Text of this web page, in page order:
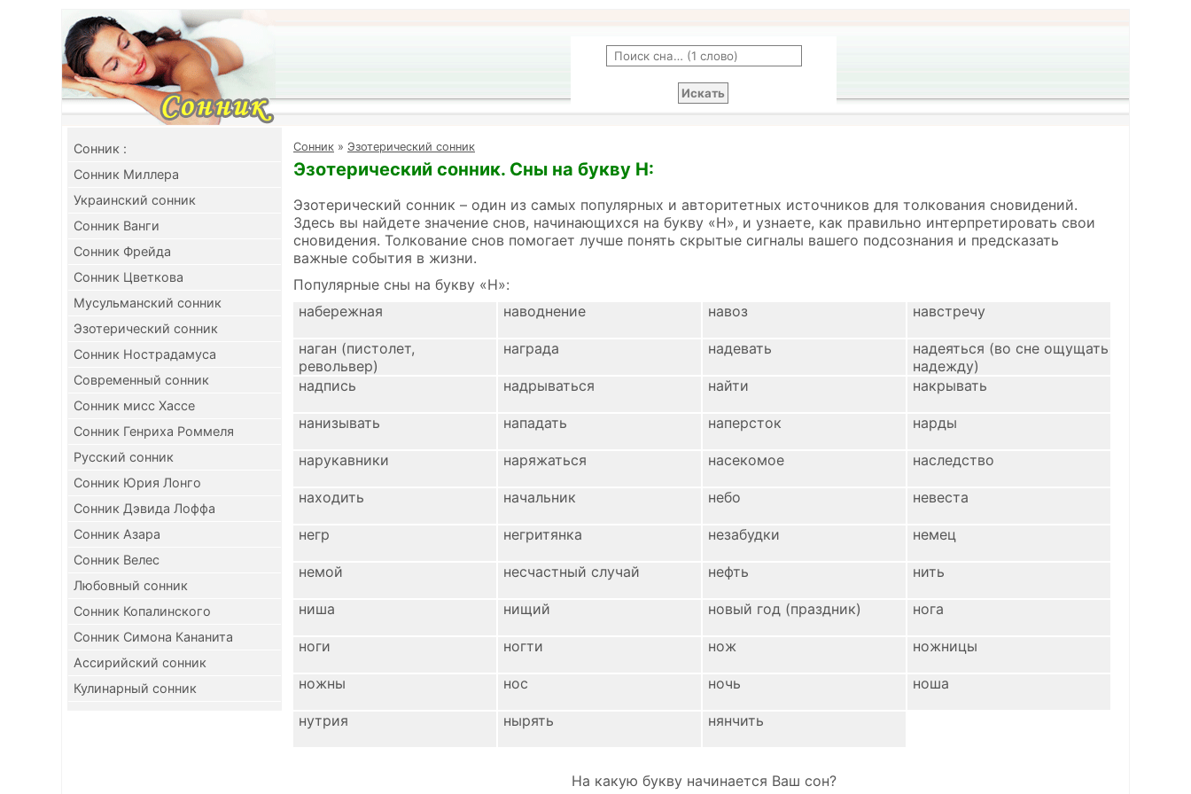
Cонник :
Сонник Миллера
Украинский сонник
Сонник Ванги
Сонник Фрейда
Сонник Цветкова
Мусульманский сонник
Эзотерический сонник
Сонник Нострадамуса
Современный сонник
Сонник мисс Хассе
Сонник Генриха Роммеля
Русский сонник
Сонник Юрия Лонго
Сонник Дэвида Лоффа
Сонник Азара
Сонник Велес
Любовный сонник
Сонник Копалинского
Сонник Симона Кананита
Ассирийский сонник
Кулинарный сонник
Cонник » Эзотерический сонник
Эзотерический сонник. Сны на букву Н:
Эзотерический сонник – один из самых популярных и авторитетных источников для толкования сновидений.
Здесь вы найдете значение снов, начинающихся на букву «Н», и узнаете, как правильно интерпретировать свои
сновидения. Толкование снов помогает лучше понять скрытые сигналы вашего подсознания и предсказать
важные события в жизни.
Популярные сны на букву «Н»:
набережная
наводнение навоз навстречу
наган (пистолет,
револьвер)
награда надевать
надеяться (во сне ощущать
надежду)
надпись
надрываться найти накрывать
нанизывать нападать наперсток нарды
нарукавники наряжаться насекомое наследство
находить начальник небо невеста
негр негритянка незабудки немец
немой несчастный случай нефть нить
ниша нищий новый год (праздник) нога
ноги ногти нож ножницы
ножны нос ночь ноша
нутрия нырять нянчить
На какую букву начинается Ваш сон?